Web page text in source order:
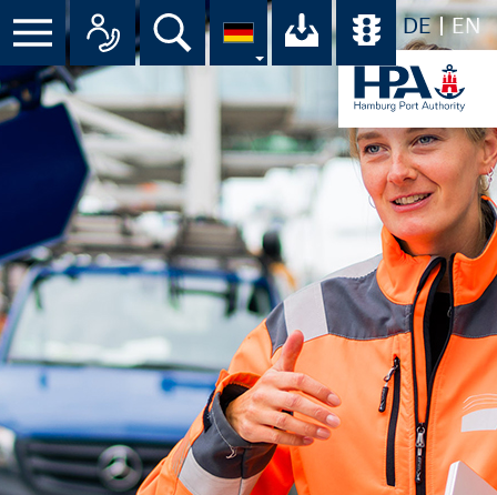
DE EN
Menü Alle Ansprechpartner im
Suche Ihr Download-